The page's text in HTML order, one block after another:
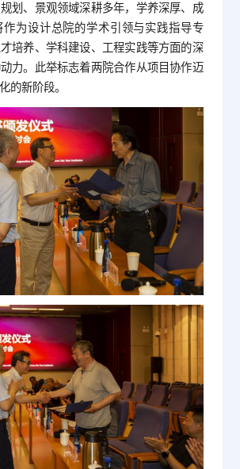
划、景观领域深耕多年，学养深厚、成
作为设计总院的学术引领与实践指导专
培养、学科建设、工程实践等方面的深
力。此举标志着两院合作从项目协作迈
的新阶段。